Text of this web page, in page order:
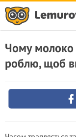
Чому молоко
роблю, щоб